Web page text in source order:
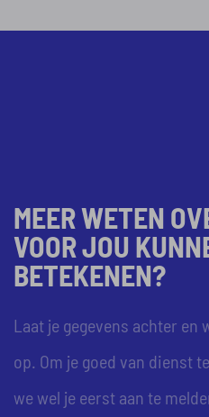
culinaire
MEER WETEN
VOOR JOU
BETEKENEN?
Laat je gegevens achter
op. Om je goed van dienst
we wel je eerst aan te